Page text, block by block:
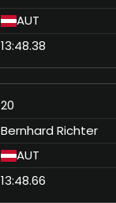
AUT
13:48.38
20
Bernhard Richter
AUT
13:48.66